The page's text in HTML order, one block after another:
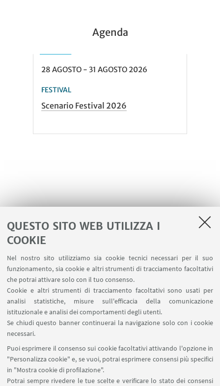
QUESTO SITO WEB UTILIZZA I
COOKIE
Nel nostro sito utilizziamo sia cookie tecnici necessari per il suo
funzionamento, sia cookie e altri strumenti di tracciamento facoltativi
che potrai attivare solo con il tuo consenso.
Cookie e altri strumenti di tracciamento facoltativi sono usati per
analisi statistiche, misure sull'efficacia della comunicazione
istituzionale e analisi dei comportamenti degli utenti.
Se chiudi questo banner continuerai la navigazione solo con i cookie
necessari.
Puoi esprimere il consenso sui cookie facoltativi attivando l'opzione in
"Personalizza cookie" e, se vuoi, potrai esprimere consensi più specifici
in "Mostra cookie di profilazione".
Potrai sempre rivedere le tue scelte e verificare lo stato dei consensi
Agenda
28 AGOSTO - 31 AGOSTO 2026
FESTIVAL
Scenario Festival 2026
Vedi tutti